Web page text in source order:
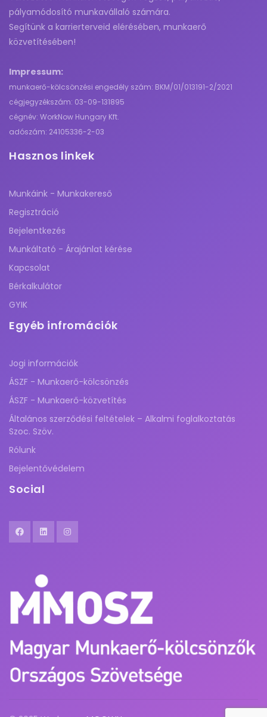
pályamódosító munkavállaló számára.
Segítünk a karrierterveid elérésében, munkaerő
közvetítésében!
Impressum:
munkaerő-kölcsönzési engedély szám: BKM/01/013191-2/2021
cégjegyzékszám: 03-09-131895
cégnév: WorkNow Hungary Kft.
adószám: 24105336-2-03
Hasznos linkek
Munkáink - Munkakereső
Regisztráció
Bejelentkezés
Munkáltató - Árajánlat kérése
Kapcsolat
Bérkalkulátor
GYIK
Egyéb infromációk
Jogi információk
ÁSZF - Munkaerő-kölcsönzés
ÁSZF - Munkaerő-közvetítés
Általános szerződési feltételek – Alkalmi foglalkoztatás
Szoc. Szöv.
Rólunk
Bejelentővédelem
Social